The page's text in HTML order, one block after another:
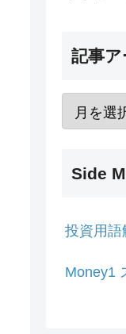
記事
Side
投資用語
Money1